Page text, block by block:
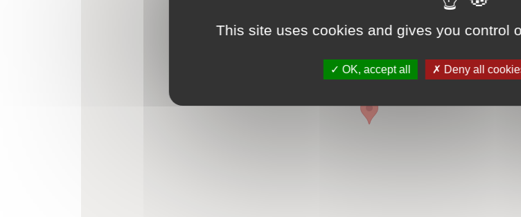
This site uses cookies and gives you control
OK, accept all Deny all